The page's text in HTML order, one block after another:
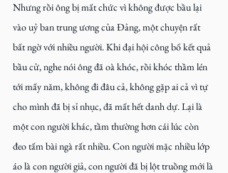
Nhưng rồi ông bị mất chức vì không được bầu lại
vào uỷ ban trung ương của Đảng, một chuyện rất
bất ngờ với nhiều người. Khi đại hội công bố kết quả
bầu cử, nghe nói ông đã oà khóc, rồi khóc thầm lén
tới mấy năm, không đi đâu cả, không gặp ai cả vì tự
cho mình đã bị sỉ nhục, đã mất hết danh dự. Lại là
một con người khác, tầm thường hơn cái lúc còn
đeo tấm bài ngà rất nhiều. Con người mặc nhiều lớp
áo là con người giả, con người đã bị lột truồng mới là